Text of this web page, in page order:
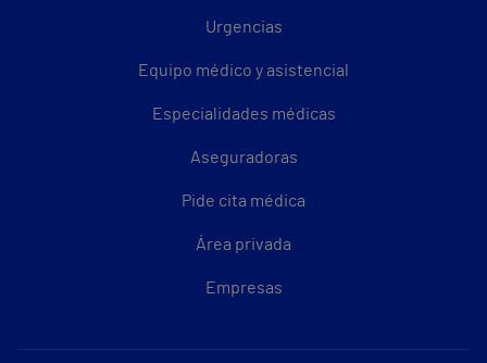
Urgencias
Equipo médico y asistencial
Especialidades médicas
Aseguradoras
Pide cita médica
Área privada
Empresas